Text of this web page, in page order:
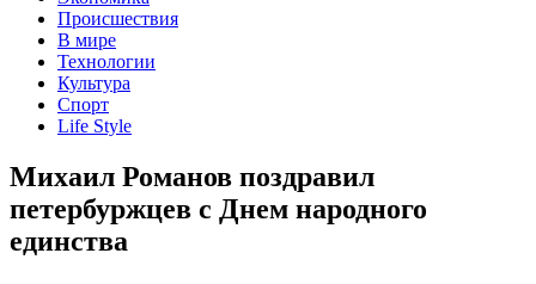
Происшествия
В мире
Технологии
Культура
Спорт
Life Style
Михаил Романов поздравил
петербуржцев с Днем народного
единства